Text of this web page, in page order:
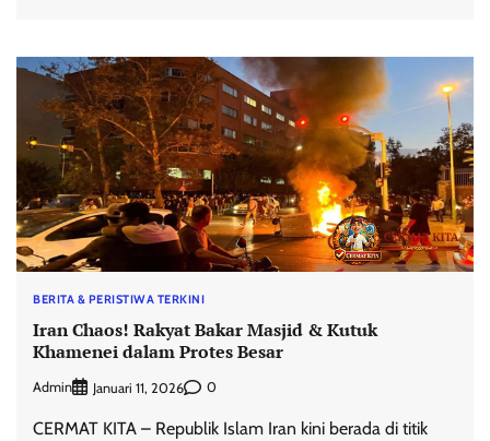
BERITA & PERISTIWA TERKINI
Iran Chaos! Rakyat Bakar Masjid & Kutuk
Khamenei dalam Protes Besar
Admin Januari 11, 2026 0
CERMAT KITA – Republik Islam Iran kini berada di titik